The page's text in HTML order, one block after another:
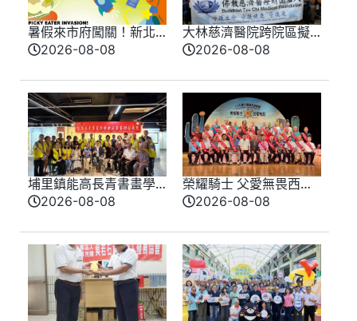
暑假來市府闖關！新北
味覺星球8/13登場 8/10
2026-08-08
大林慈濟醫院跨院區擬
真情境競賽登場 模擬
2026-08-08
埔里鎮能高長青書畫學
會會員聯合展 匯聚各界
2026-08-08
榮耀騎士 父愛無畏西部
牛仔風歡慶父親節 模
2026-08-08